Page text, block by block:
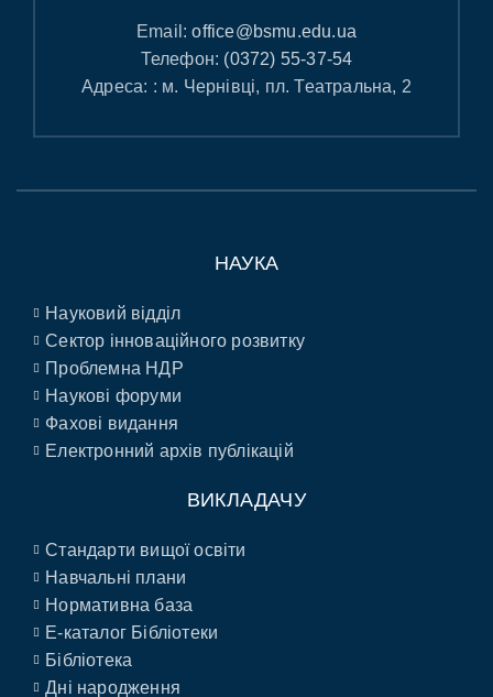
Email:office@bsmu.edu.ua
Телефон: (0372) 55-37-54
Адреса: : м. Чернівці, пл. Театральна, 2
НАУКА
Науковий відділ
Сектор інноваційного розвитку
Проблемна НДР
Наукові форуми
Фахові видання
Електронний архів публікацій
ВИКЛАДАЧУ
Стандарти вищої освіти
Навчальні плани
Нормативна база
E-каталог Бібліотеки
Бібліотека
Дні народження